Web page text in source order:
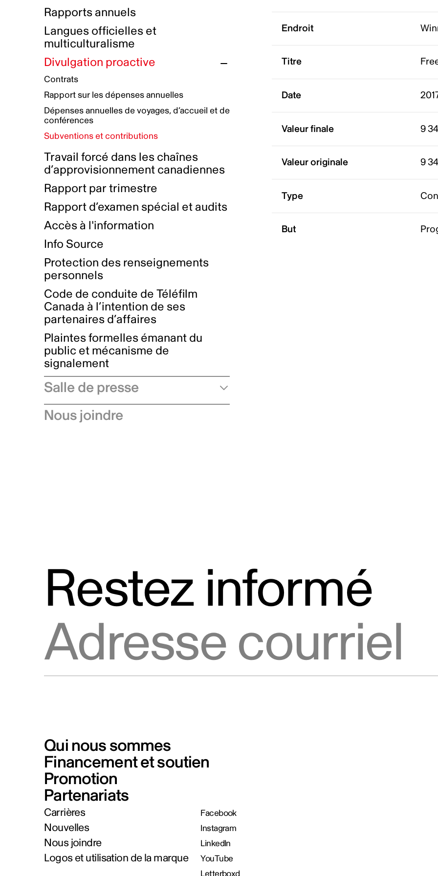
Initiatives autochtones
Plan de réconciliation autochtone
Groupe de travail autochtone
Principes directeurs sur le
harcèlement
Plan d’action pour la parité
Plan d'équité, de diversité,
d'inclusion et d'accessibilité
Boîte à outils pour le récit authentique
Collecte de données et l’auto-identification
Plan d'accessibilité
Rémunération et avantages
Prix et certifications
Nos valeurs d’entreprise
Rapports annuels
Langues officielles et
multiculturalisme
Divulgation proactive
Contrats
Rapport sur les dépenses annuelles
Dépenses annuelles de voyages, d’accueil et de
conférences
Subventions et contributions
Travail forcé dans les chaînes
d’approvisionnement canadiennes
Rapport par trimestre
Rapport d’examen spécial et audits
Accès à l'information
Info Source
Protection des renseignements
personnels
Code de conduite de Téléfilm
Canada à l’intention de ses
partenaires d’affaires
Plaintes formelles émanant du
public et mécanisme de
signalement
Salle de presse
Communiqués de presse
Nous joindre
Endroit
Titre
Date
Valeur finale 9
Valeur originale 9
Type
But
Restez informé
Qui nous sommes
Financement et soutien
Promotion
Partenariats
Carrières
Nouvelles
Nous joindre
Logos et utilisation de la marque
Facebook
Instagram
LinkedIn
YouTube
Letterboxd